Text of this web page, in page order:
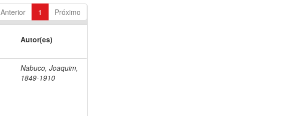
Anterior 1 Próximo
Autor(es)
Nabuco, Joaquim,
1849-1910